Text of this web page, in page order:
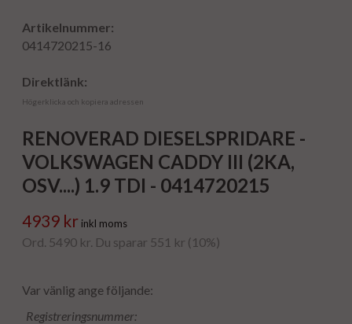
Artikelnummer:
0414720215-16
Direktlänk:
Högerklicka och kopiera adressen
RENOVERAD DIESELSPRIDARE -
VOLKSWAGEN CADDY III (2KA,
OSV....) 1.9 TDI - 0414720215
4939 kr inkl moms
Ord. 5490 kr. Du sparar 551 kr (10%)
Var vänlig ange följande:
Registreringsnummer: